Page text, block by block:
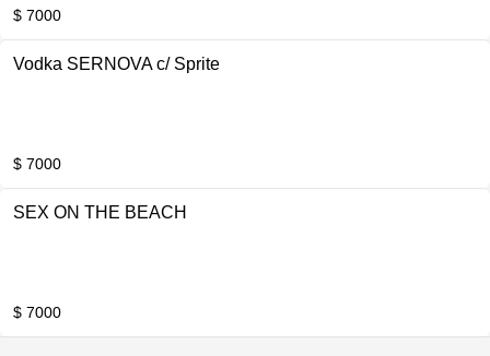
$ 7000
Vodka SERNOVA c/ Sprite
$ 7000
SEX ON THE BEACH
$ 7000